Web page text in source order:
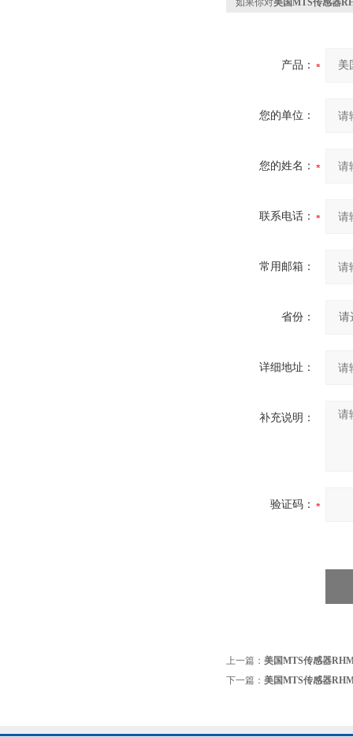
如果你对美国MTS传感器
产品：
您的单位：
您的姓名：
联系电话：
常用邮箱：
省份：
详细地址：
补充说明：
验证码：
上一篇： 美国MTS传感器
下一篇： 美国MTS传感器